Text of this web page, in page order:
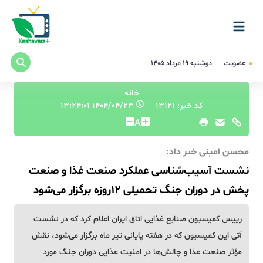
عضویت دوشنبه ۱۹ مرداد ۱۴۰۵
خانه
کد خبر: 13121
A
محسن امینی خبر داد:
نشست آسیب‌شناسی عملکرد صنعت غذا و صنعت
پخش در دوران جنگ تحمیلی 12روزه برگزار می‌شود
رییس کمیسیون صنایع غذایی اتاق ایران اعلام کرد که در نشست
آتی این کمیسیون که در هفته پایانی تیر ماه برگزار می‌شود، نقش
مؤثر صنعت غذا و چالش‌‏ها در امنیت غذایی دوران جنگ مورد